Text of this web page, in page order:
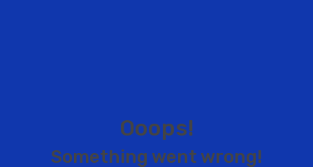
Ooops!
Something went wrong!